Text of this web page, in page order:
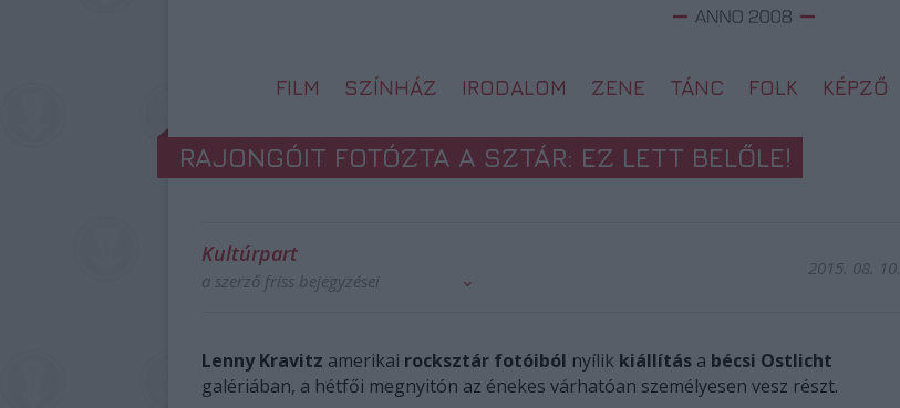
FILM SZÍNHÁZ IRODALOM ZENE TÁNC FOLK KÉPZŐ
RAJONGÓIT FOTÓZTA A SZTÁR: EZ LETT BELŐLE!
Kultúrpart
a szerző friss bejegyzései
2015. 08. 10.
Lenny Kravitz amerikai rocksztár fotóiból nyílik kiállítás a bécsi Ostlicht
galériában, a hétfői megnyitón az énekes várhatóan személyesen vesz részt.